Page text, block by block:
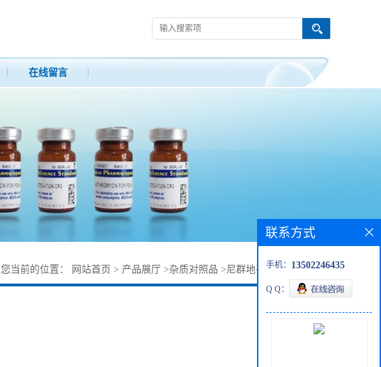
在线留言
您当前的位置： 网站首页 > 产品展厅 >杂质对照品 >尼群地平杂质21829-28-7
联系方式
手机： 13502246435
Q Q：